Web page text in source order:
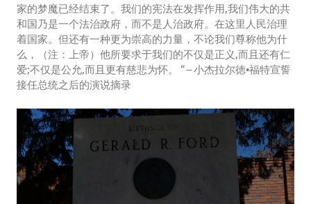
家的梦魔已经结束了。我们的宪法在发挥作用,我们伟大的共
和国乃是一个法治政府，而不是人治政府。在这里人民治理
着国家。但还有一种更为崇高的力量，不论我们尊称他为什
么，（注：上帝）他所要求于我们的不仅是正义,而且还有仁
爱;不仅是公允,而且更有慈悲为怀。 “ – 小杰拉尔徳•福特宣誓
接任总统之后的演说摘录